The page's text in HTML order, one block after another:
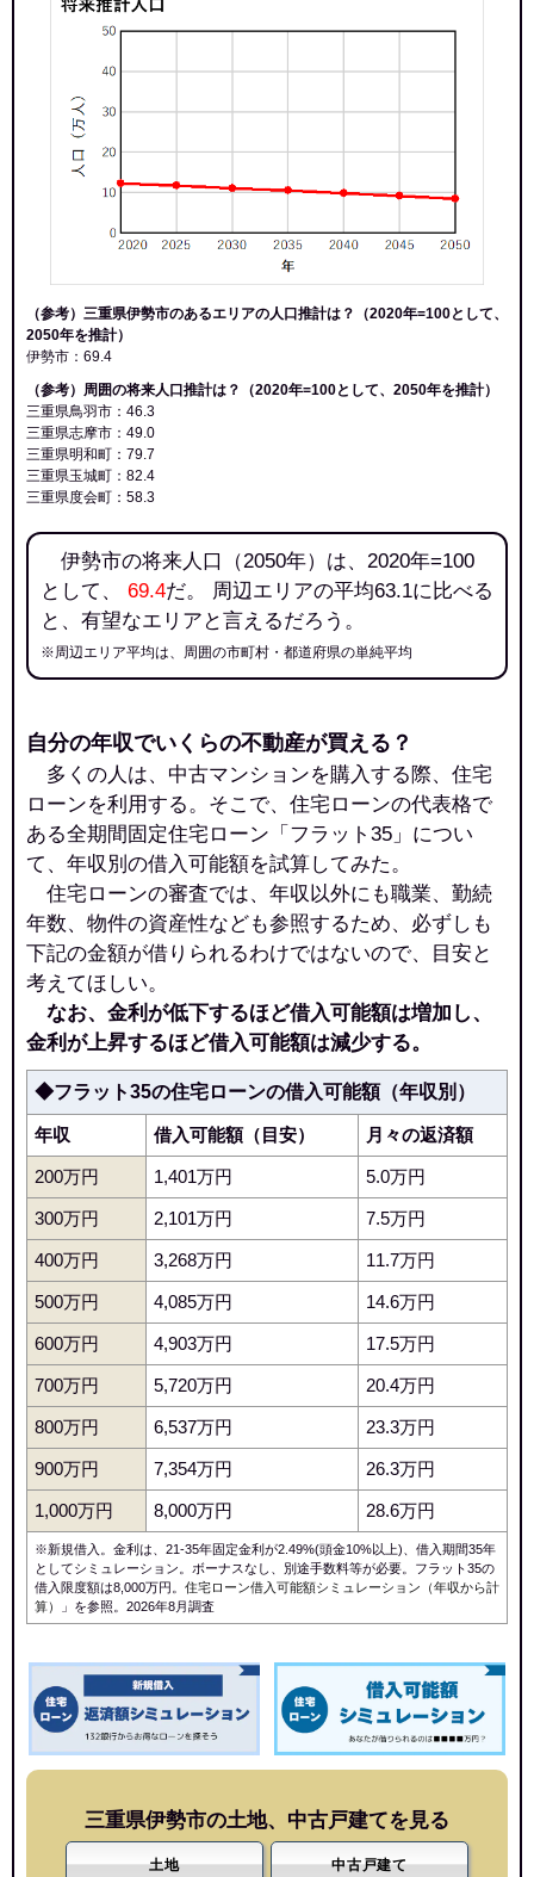
（参考）三重県伊勢市のあるエリアの人口推計は？（2020年=100として、
2050年を推計）
伊勢市：69.4
（参考）周囲の将来人口推計は？（2020年=100として、2050年を推計）
三重県鳥羽市：46.3
三重県志摩市：49.0
三重県明和町：79.7
三重県玉城町：82.4
三重県度会町：58.3
伊勢市の将来人口（2050年）は、2020年=100
として、 69.4だ。 周辺エリアの平均63.1に比べる
と、有望なエリアと言えるだろう。
※周辺エリア平均は、周囲の市町村・都道府県の単純平均
自分の年収でいくらの不動産が買える？
多くの人は、中古マンションを購入する際、住宅
ローンを利用する。そこで、住宅ローンの代表格で
ある全期間固定住宅ローン「フラット35」につい
て、年収別の借入可能額を試算してみた。
住宅ローンの審査では、年収以外にも職業、勤続
年数、物件の資産性なども参照するため、必ずしも
下記の金額が借りられるわけではないので、目安と
考えてほしい。
なお、金利が低下するほど借入可能額は増加し、
金利が上昇するほど借入可能額は減少する。
◆フラット35の住宅ローンの借入可能額（年収別）
年収 借入可能額（目安） 月々の返済額
200万円 1,401万円 5.0万円
300万円 2,101万円 7.5万円
400万円 3,268万円 11.7万円
500万円 4,085万円 14.6万円
600万円 4,903万円 17.5万円
700万円 5,720万円 20.4万円
800万円 6,537万円 23.3万円
900万円 7,354万円 26.3万円
1,000万円 8,000万円 28.6万円
※新規借入。金利は、21-35年固定金利が2.49%(頭金10%以上)、借入期間35年
としてシミュレーション。ボーナスなし、別途手数料等が必要。フラット35の
借入限度額は8,000万円。 住宅ローン借入可能額シミュレーション（年収から計
算）
」を参照。2026年8月調査
三重県伊勢市の土地、中古戸建てを見る
土地 中古戸建て